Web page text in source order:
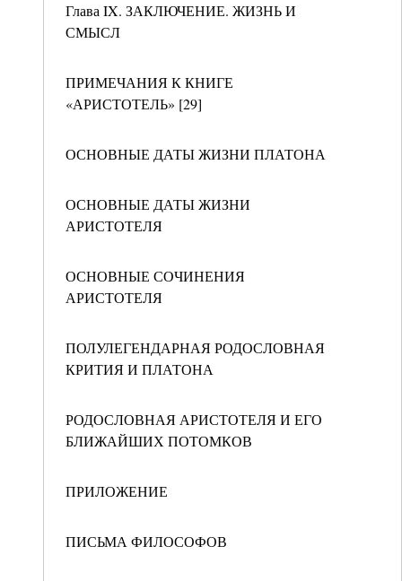
Глава IX. ЗАКЛЮЧЕНИЕ. ЖИЗНЬ И
СМЫСЛ
ПРИМЕЧАНИЯ К КНИГЕ
«АРИСТОТЕЛЬ» [29]
ОСНОВНЫЕ ДАТЫ ЖИЗНИ ПЛАТОНА
ОСНОВНЫЕ ДАТЫ ЖИЗНИ
АРИСТОТЕЛЯ
ОСНОВНЫЕ СОЧИНЕНИЯ
АРИСТОТЕЛЯ
ПОЛУЛЕГЕНДАРНАЯ РОДОСЛОВНАЯ
КРИТИЯ И ПЛАТОНА
РОДОСЛОВНАЯ АРИСТОТЕЛЯ И ЕГО
БЛИЖАЙШИХ ПОТОМКОВ
ПРИЛОЖЕНИЕ
ПИСЬМА ФИЛОСОФОВ